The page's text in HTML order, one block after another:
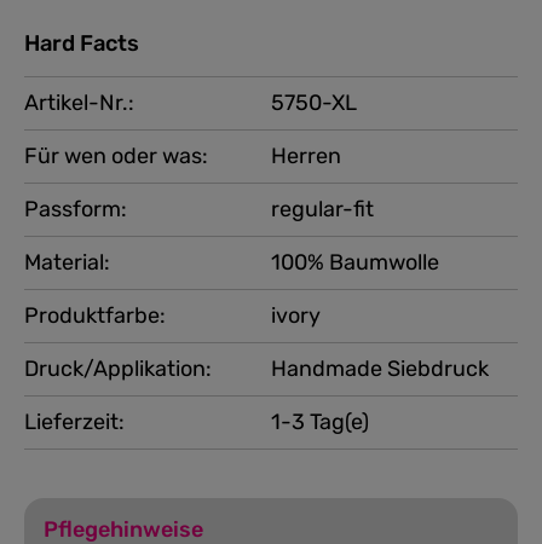
Hard Facts
Artikel-Nr.:
5750-XL
Für wen oder was:
Herren
Produktfarbe: ivory
Material: 100% Baumwolle
Passform: regular-fit
Druck/Applikation:
Handmade Siebdruck
Lieferzeit:
1-3 Tag(e)
Pflegehinweise